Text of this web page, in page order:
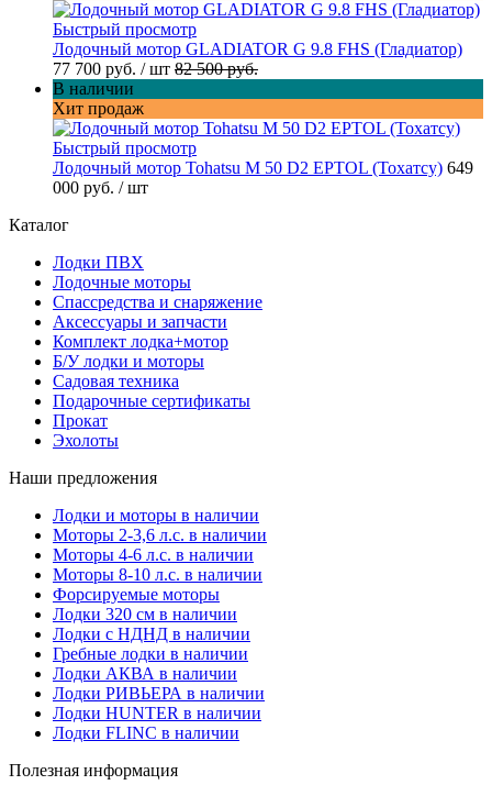
Быстрый просмотр
Лодочный мотор GLADIATOR G 9.8 FHS (Гладиатор)
77 700 руб. / шт 82 500 руб.
В наличии
Хит продаж
Быстрый просмотр
Лодочный мотор Tohatsu M 50 D2 EPTOL (Тохатсу) 649
000 руб. / шт
Каталог
Лодки ПВХ
Лодочные моторы
Спассредства и снаряжение
Аксессуары и запчасти
Комплект лодка+мотор
Б/У лодки и моторы
Садовая техника
Подарочные сертификаты
Прокат
Эхолоты
Наши предложения
Лодки и моторы в наличии
Моторы 2-3,6 л.с. в наличии
Моторы 4-6 л.с. в наличии
Моторы 8-10 л.с. в наличии
Форсируемые моторы
Лодки 320 см в наличии
Лодки с НДНД в наличии
Гребные лодки в наличии
Лодки АКВА в наличии
Лодки РИВЬЕРА в наличии
Лодки HUNTER в наличии
Лодки FLINC в наличии
Полезная информация